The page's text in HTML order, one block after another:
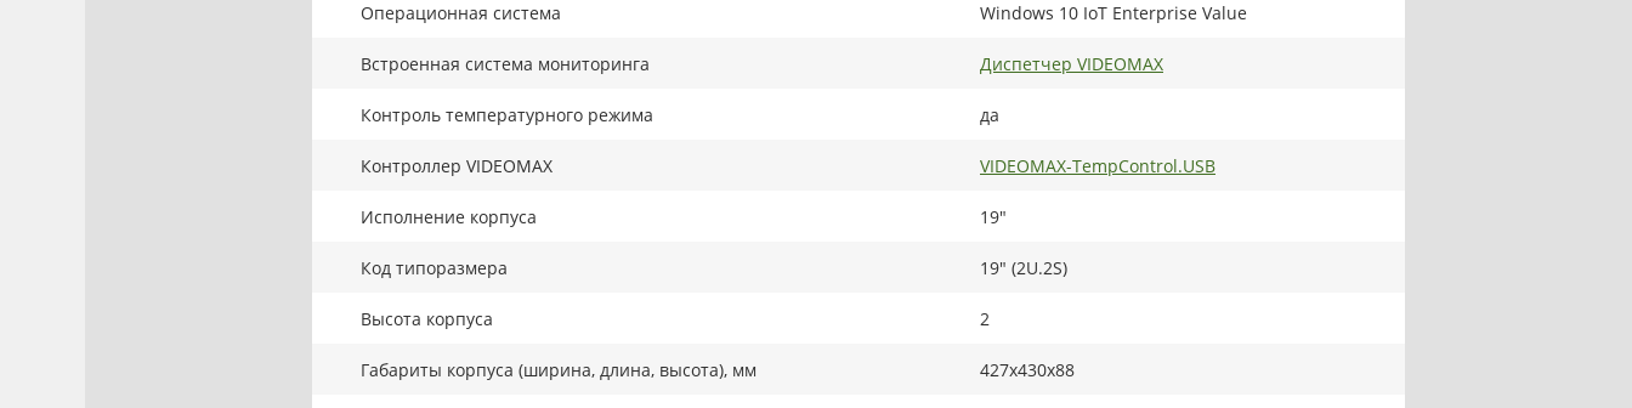
Операционная система Windows 10 IoT Enterprise Value
Встроенная система мониторинга Диспетчер VIDEOMAX
Контроль температурного режима да
Контроллер VIDEOMAX VIDEOMAX-TempControl.USB
Исполнение корпуса 19"
Код типоразмера 19" (2U.2S)
Высота корпуса 2
Габариты корпуса (ширина, длина, высота), мм 427x430x88